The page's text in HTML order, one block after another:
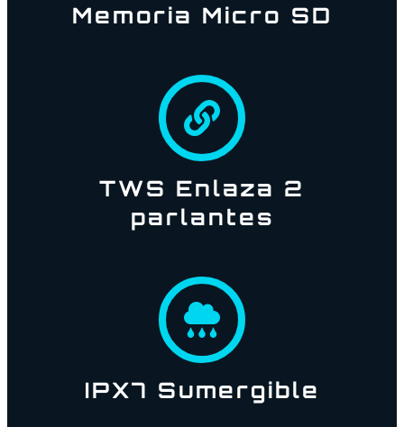
Memoria Micro SD
TWS Enlaza 2
parlantes
IPX7 Sumergible